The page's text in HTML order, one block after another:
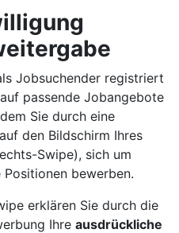
Jobsuchender registriert
passende Jobangebote
Sie durch eine
den Bildschirm Ihres
Swipe), sich um
Positionen bewerben.
erklären Sie durch die
Ihreausdrückliche